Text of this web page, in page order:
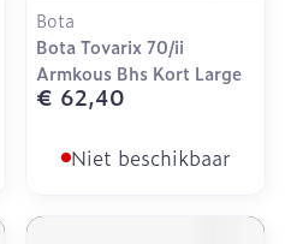
Bota
Bota Tovarix 70/ii
Armkous Bhs Kort Large
€ 62,40
Niet beschikbaar